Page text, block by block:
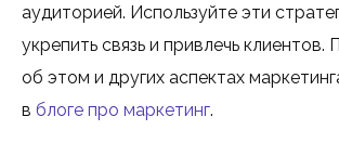
аудиторией. Используйте эти
укрепить связь и привлечь
об этом и других аспектах
в блоге про маркетинг.